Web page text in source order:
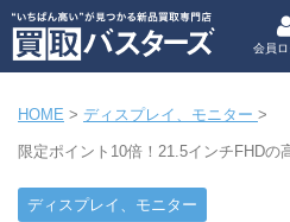
会員
HOME > ディスプレイ、モニター >
限定ポイント10倍！21.5インチFHDの
ディスプレイ、モニター